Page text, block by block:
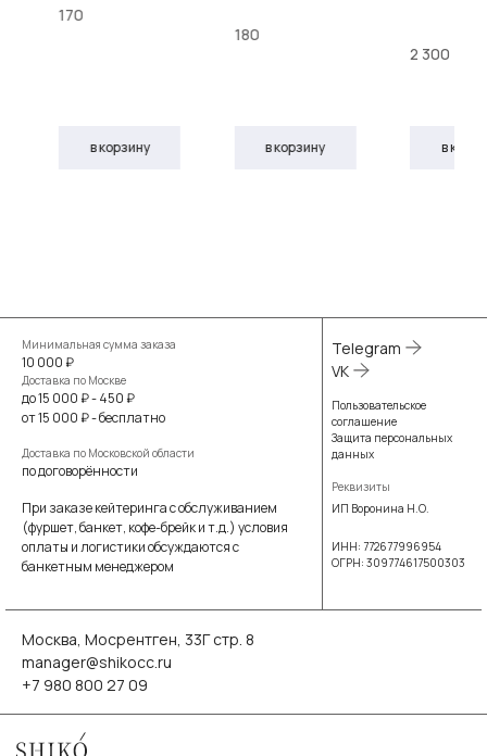
170
в корзину
180
в корзину
2 300
в
Минимальная сумма заказа
10 000 ₽
Доставка по Москве
до 15 000 ₽ - 450 ₽
от 15 000 ₽ - бесплатно
Доставка по Московской области
по договорённости
При заказе кейтеринга с обслуживанием
(фуршет, банкет, кофе-брейк и т.д.) условия
оплаты и логистики обсуждаются с
банкетным менеджером
Telegram
VK
Пользовательское
соглашение
Защита персональных
данных
Реквизиты
ИП Воронина Н.О.
ИНН: 772677996954
ОГРН: 309774617500303
Москва, Мосрентген, 33Г стр. 8
manager@shikocc.ru
+7 980 800 27 09